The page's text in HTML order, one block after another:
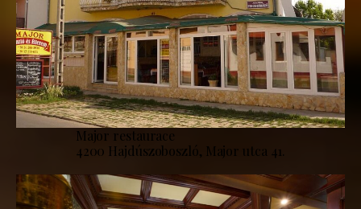
Major restaurace
4200 Hajdúszoboszló, Major utca 41.